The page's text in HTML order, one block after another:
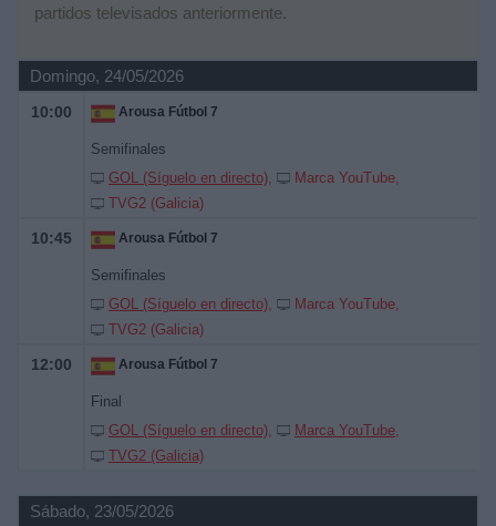
partidos televisados anteriormente.
Domingo, 24/05/2026
10:00 Arousa Fútbol 7
Semifinales
GOL (Síguelo en directo)
Marca YouTube
TVG2 (Galicia)
10:45 Arousa Fútbol 7
Semifinales
GOL (Síguelo en directo)
Marca YouTube
TVG2 (Galicia)
12:00 Arousa Fútbol 7
Final
GOL (Síguelo en directo)
Marca YouTube
TVG2 (Galicia)
Sábado, 23/05/2026